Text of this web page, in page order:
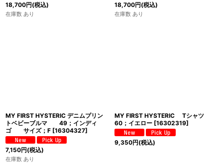
18,700円(税込)
在庫数 あり
18,700円(税込)
在庫数 あり
MY FIRST HYSTERIC デニムプリン
トベビーブルマ 49；インディ
ゴ サイズ；F [16304327]
7,150円(税込)
在庫数 あり
MY FIRST HYSTERIC Tシャツ
60；イエロー [16302319]
9,350円(税込)